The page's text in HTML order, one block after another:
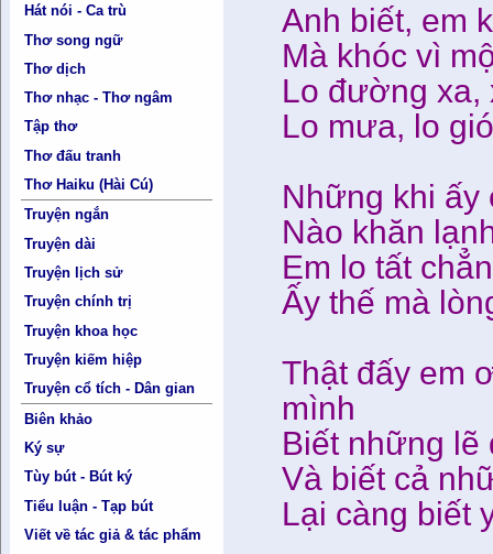
Hát nói - Ca trù
Thơ song ngữ
Thơ dịch
Thơ nhạc - Thơ ngâm
Tập thơ
Thơ đấu tranh
Thơ Haiku (Hài Cú)
Truyện ngắn
Truyện dài
Truyện lịch sử
Truyện chính trị
Truyện khoa học
Truyện kiếm hiệp
Truyện cổ tích - Dân gian
Biên khảo
Ký sự
Tùy bút - Bút ký
Tiểu luận - Tạp bút
Viết về tác giả & tác phẩm
Anh biết, em
Mà khóc vì
Lo đường xa,
Lo mưa, lo
Những khi ấy
Nào khăn
Em lo tất
Ấy thế mà
Thật đấy em
mình
Biết những
Và biết cả
Lại càng biết